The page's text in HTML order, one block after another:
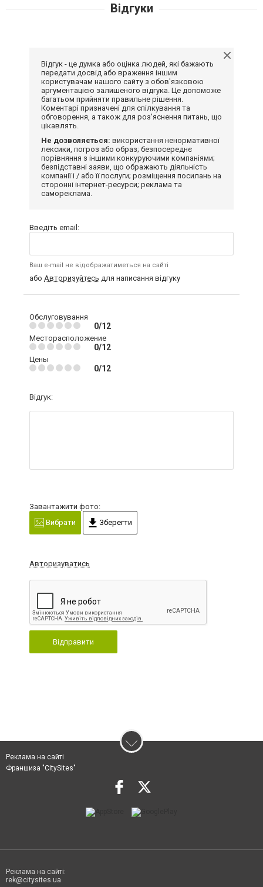
Відгуки
Відгук - це думка або оцінка людей, які бажають
передати досвід або враження іншим
користувачам нашого сайту з обов'язковою
аргументацією залишеного відгука. Це допоможе
багатьом прийняти правильне рішення.
Коментарі призначені для спілкування та
обговорення, а також для роз'яснення питань, що
цікавлять.
Не дозволяється: використання ненормативної
лексики, погроз або образ; безпосереднє
порівняння з іншими конкуруючими компаніями;
безпідставні заяви, що ображають діяльність
компанії і / або її послуги; розміщення посилань на
сторонні інтернет-ресурси; реклама та
самореклама.
Введіть email:
Ваш e-mail не відображатиметься на сайті
або Авторизуйтесь для написання відгуку
Обслуговування
0/12
Месторасположение
0/12
Цены
0/12
Відгук:
Завантажити фото:
Вибрати
Зберегти
Авторизуватись
Відправити
Реклама на сайті
Франшиза "CitySites"
Реклама на сайті:
rek@citysites.ua